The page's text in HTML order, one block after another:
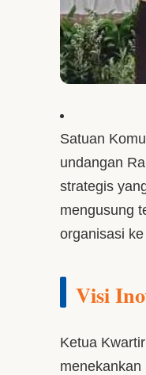
Satuan
undangan
strategis
mengusung
organisasi
Visi
Ketua